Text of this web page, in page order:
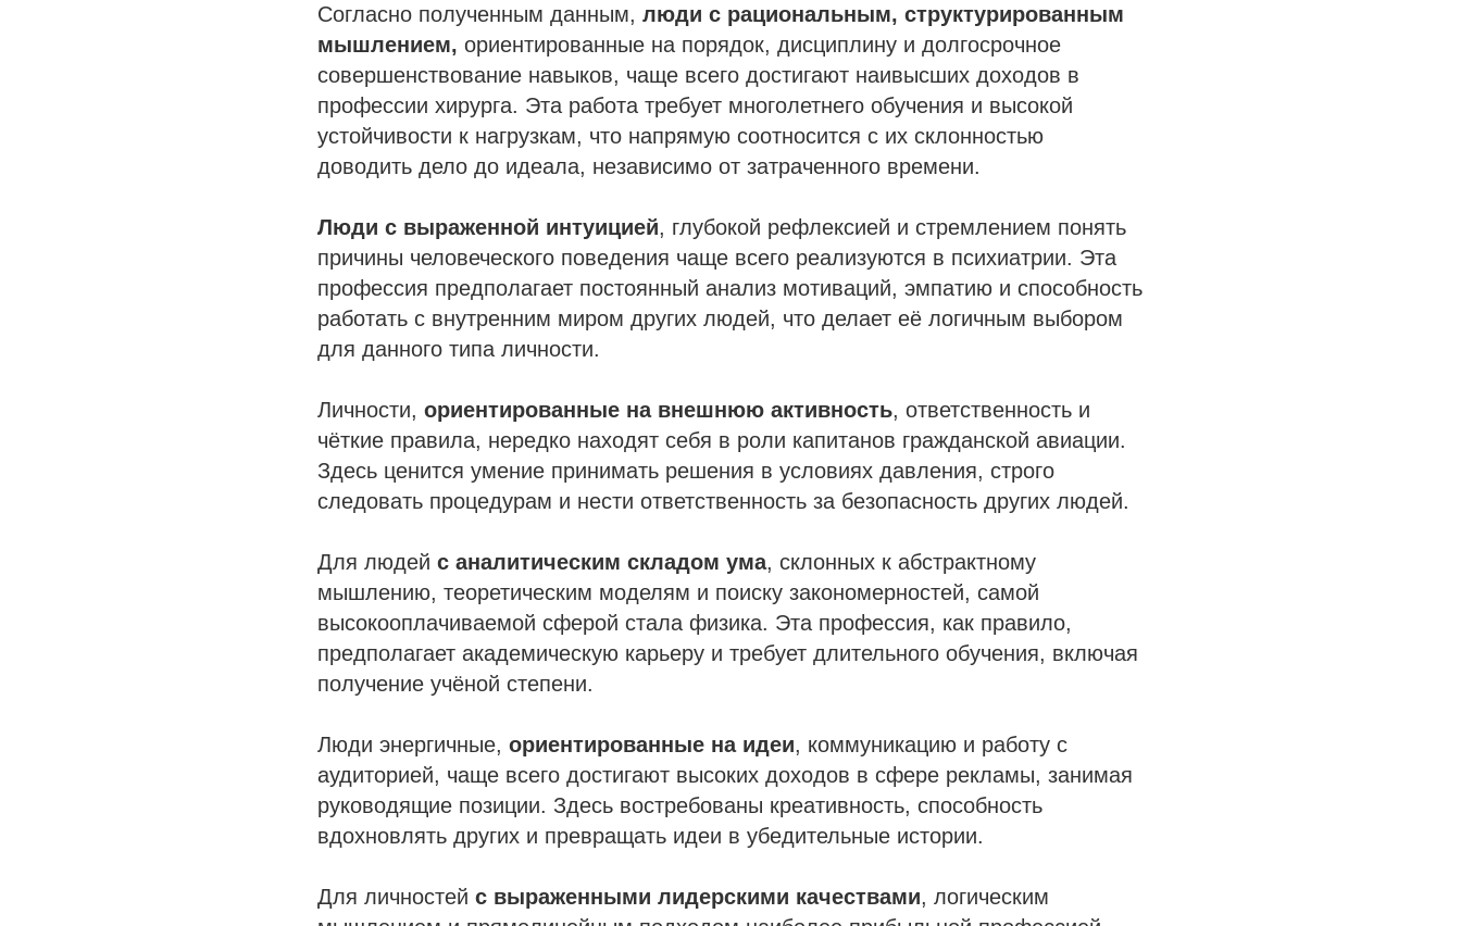
Согласно полученным данным, люди с рациональным, структурированным
мышлением, ориентированные на порядок, дисциплину и долгосрочное
совершенствование навыков, чаще всего достигают наивысших доходов в
профессии хирурга. Эта работа требует многолетнего обучения и высокой
устойчивости к нагрузкам, что напрямую соотносится с их склонностью
доводить дело до идеала, независимо от затраченного времени.
Люди с выраженной интуицией, глубокой рефлексией и стремлением понять
причины человеческого поведения чаще всего реализуются в психиатрии. Эта
профессия предполагает постоянный анализ мотиваций, эмпатию и способность
работать с внутренним миром других людей, что делает её логичным выбором
для данного типа личности.
Личности, ориентированные на внешнюю активность, ответственность и
чёткие правила, нередко находят себя в роли капитанов гражданской авиации.
Здесь ценится умение принимать решения в условиях давления, строго
следовать процедурам и нести ответственность за безопасность других людей.
Для людей с аналитическим складом ума, склонных к абстрактному
мышлению, теоретическим моделям и поиску закономерностей, самой
высокооплачиваемой сферой стала физика. Эта профессия, как правило,
предполагает академическую карьеру и требует длительного обучения, включая
получение учёной степени.
Люди энергичные, ориентированные на идеи, коммуникацию и работу с
аудиторией, чаще всего достигают высоких доходов в сфере рекламы, занимая
руководящие позиции. Здесь востребованы креативность, способность
вдохновлять других и превращать идеи в убедительные истории.
Для личностей с выраженными лидерскими качествами, логическим